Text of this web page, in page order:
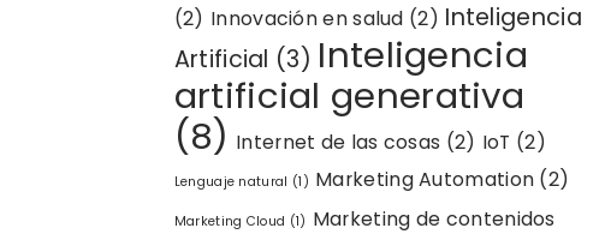
(2) Innovación en salud (2) Inteligencia
Artificial (3) Inteligencia
artificial generativa
(8) Internet de las cosas (2) IoT (2)
Lenguaje natural (1) Marketing Automation (2)
Marketing Cloud (1) Marketing de contenidos